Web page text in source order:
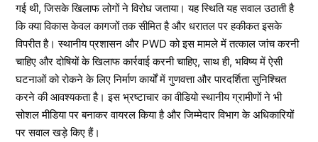
गई थी, जिसके खिलाफ लोगों ने विरोध जताया। यह स्थिति यह सवाल उठाती है
कि क्या विकास केवल कागजों तक सीमित है और धरातल पर हकीकत इसके
विपरीत है। स्थानीय प्रशासन और PWD को इस मामले में तत्काल जांच करनी
चाहिए और दोषियों के खिलाफ कार्रवाई करनी चाहिए, साथ ही, भविष्य में ऐसी
घटनाओं को रोकने के लिए निर्माण कार्यों में गुणवत्ता और पारदर्शिता सुनिश्चित
करने की आवश्यकता है। इस भ्रष्टाचार का वीडियो स्थानीय ग्रामीणों ने भी
सोशल मीडिया पर बनाकर वायरल किया है और जिम्मेदार विभाग के अधिकारियों
पर सवाल खड़े किए हैं।